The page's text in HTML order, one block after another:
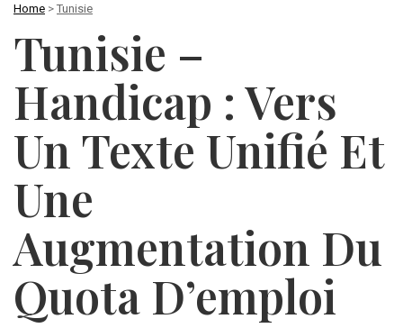
Home > Tunisie
Tunisie –
Handicap : Vers
Un Texte Unifié Et
Une
Augmentation Du
Quota D’emploi